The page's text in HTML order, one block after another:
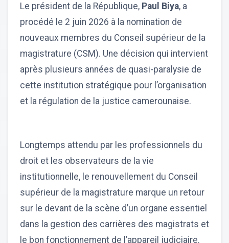
Le président de la République, Paul Biya, a
procédé le 2 juin 2026 à la nomination de
nouveaux membres du Conseil supérieur de la
magistrature (CSM). Une décision qui intervient
après plusieurs années de quasi-paralysie de
cette institution stratégique pour l’organisation
et la régulation de la justice camerounaise.
Longtemps attendu par les professionnels du
droit et les observateurs de la vie
institutionnelle, le renouvellement du Conseil
supérieur de la magistrature marque un retour
sur le devant de la scène d’un organe essentiel
dans la gestion des carrières des magistrats et
le bon fonctionnement de l’appareil judiciaire.